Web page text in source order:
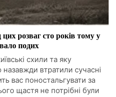
розваг сто років тому у
подих
схили та яку
втратили сучасні
вас поностальгувати за
щастя не потрібні були